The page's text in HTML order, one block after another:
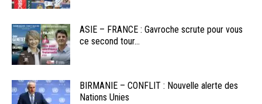
ASIE – FRANCE : Gavroche scrute pour vous
ce second tour...
BIRMANIE – CONFLIT : Nouvelle alerte des
Nations Unies